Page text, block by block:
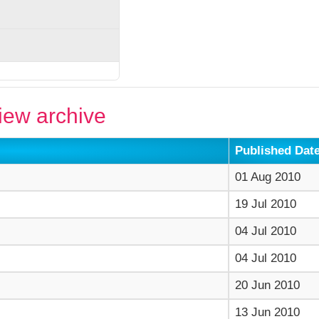
archive
Published
01 Aug 2010
19 Jul 2010
04 Jul 2010
04 Jul 2010
20 Jun 2010
13 Jun 2010